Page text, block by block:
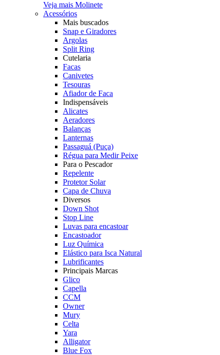
Veja mais Molinete
Acessórios
Mais buscados
Snap e Giradores
Argolas
Split Ring
Cutelaria
Facas
Canivetes
Tesouras
Afiador de Faca
Indispensáveis
Alicates
Aeradores
Balanças
Lanternas
Passaguá (Puça)
Régua para Medir Peixe
Para o Pescador
Repelente
Protetor Solar
Capa de Chuva
Diversos
Down Shot
Stop Line
Luvas para encastoar
Encastoador
Luz Química
Elástico para Isca Natural
Lubrificantes
Principais Marcas
Glico
Capella
CCM
Owner
Mury
Celta
Yara
Alligator
Blue Fox